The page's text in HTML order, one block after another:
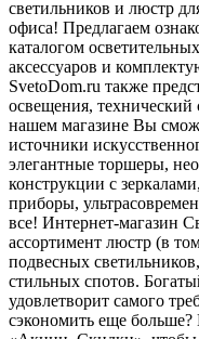
светильников и люстр
офиса! Предлагаем
каталогом
аксессуаров и
SvetoDom.ru также
освещения,
нашем магазине Вы
источники
элегантные торшеры,
конструкции с
приборы,
все! Интернет-магазин
ассортимент люстр (в
подвесных
стильных спотов.
удовлетворит самого
сэкономить еще больше?